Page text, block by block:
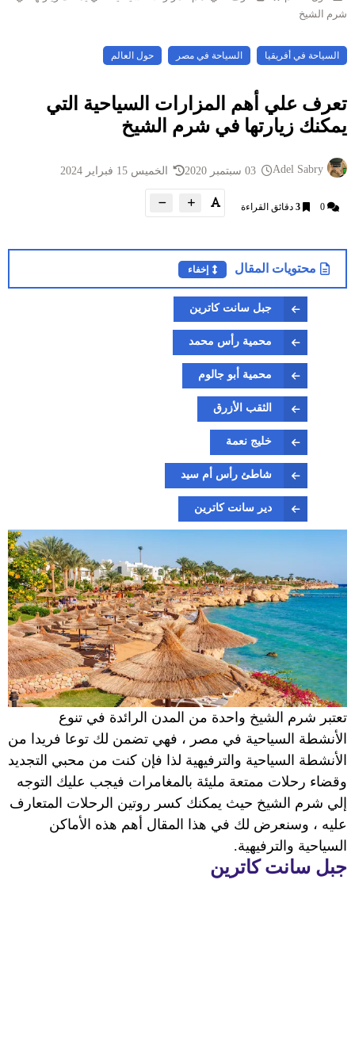
شرم الشيخ
السياحة في أفريقيا السياحة في مصر حول العالم
تعرف علي أهم المزارات السياحية التي
يمكنك زيارتها في شرم الشيخ
Adel Sabry الخميس 15 فبراير 2024
0
3 دقائق القراءة
محتويات المقال إخفاء
جبل سانت كاترين
محمية رأس محمد
محمية أبو جالوم
الثقب الأزرق
خليج نعمة
شاطئ رأس أم سيد
دير سانت كاترين
تعتبر شرم الشيخ واحدة من المدن الرائدة في تنوع
الأنشطة السياحية في مصر ، فهي تضمن لك توعا فريدا من
الأنشطة السياحية والترفيهية لذا فإن كنت من محبي التجديد
وقضاء رحلات ممتعة مليئة بالمغامرات فيجب عليك التوجه
إلي شرم الشيخ حيث يمكنك كسر روتين الرحلات المتعارف
عليه ، وسنعرض لك في هذا المقال أهم هذه الأماكن
السياحية والترفيهية.
جبل سانت كاترين